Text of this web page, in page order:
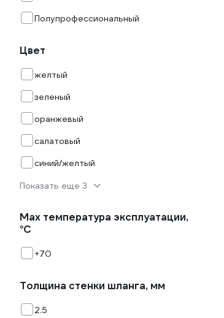
Полупрофессиональный
Цвет
желтый
зеленый
оранжевый
салатовый
синий/желтый
Показать еще 3
Мах температура эксплуатации,
°С
+70
Толщина стенки шланга, мм
2.5